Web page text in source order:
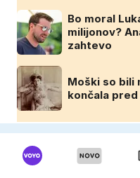
Bo moral
milijonov?
zahtevo
Moški so bili
končala